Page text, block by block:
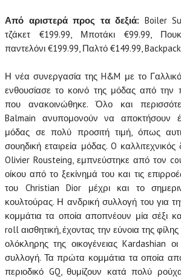
Από αριστερά προς τα δεξιά: Boiler
τζάκετ €199.99, Μποτάκι €99.99,
παντελόνι €199.99, Παλτό €149.99,
Η νέα συνεργασία της H&M με το
ενθουσίασε το κοινό της μόδας από την
που ανακοινώθηκε. Όλο και
Balmain ανυπομονούν να αποκτήσουν
μόδας σε πολύ προσιτή τιμή, όπως
σουηδική εταιρεία μόδας. O καλλιτεχνικός
Olivier Rousteing, εμπνεύστηκε από τον
οίκου από το ξεκίνημά του και τις
του Christian Dior μέχρι και το
κουλτούρας. Η ανδρική συλλογή του για
κομμάτια τα οποία αποπνέουν μία σέξι
roll αισθητική, έχοντας την εύνοια της
ολόκληρης της οικογένειας Kardashian
συλλογή. Τα πρώτα κομμάτια τα οποία
περιοδικό GQ, θυμίζουν κατά πολύ